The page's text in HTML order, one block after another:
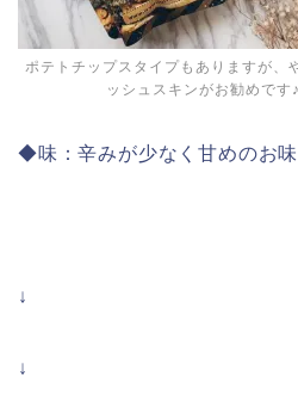
ポテトチップスタイプもありますが、
ッシュスキンがお勧めです♪
◆味：辛みが少なく甘めのお味
↓
↓